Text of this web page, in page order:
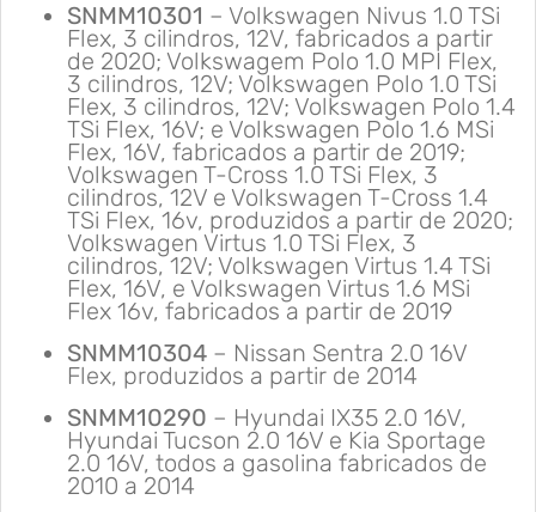
SNMM10301 – Volkswagen Nivus 1.0 TSi
Flex, 3 cilindros, 12V, fabricados a partir
de 2020; Volkswagem Polo 1.0 MPI Flex,
3 cilindros, 12V; Volkswagen Polo 1.0 TSi
Flex, 3 cilindros, 12V; Volkswagen Polo 1.4
TSi Flex, 16V; e Volkswagen Polo 1.6 MSi
Flex, 16V, fabricados a partir de 2019;
Volkswagen T-Cross 1.0 TSi Flex, 3
cilindros, 12V e Volkswagen T-Cross 1.4
TSi Flex, 16v, produzidos a partir de 2020;
Volkswagen Virtus 1.0 TSi Flex, 3
cilindros, 12V; Volkswagen Virtus 1.4 TSi
Flex, 16V, e Volkswagen Virtus 1.6 MSi
Flex 16v, fabricados a partir de 2019
SNMM10304 – Nissan Sentra 2.0 16V
Flex, produzidos a partir de 2014
SNMM10290 – Hyundai IX35 2.0 16V,
Hyundai Tucson 2.0 16V e Kia Sportage
2.0 16V, todos a gasolina fabricados de
2010 a 2014